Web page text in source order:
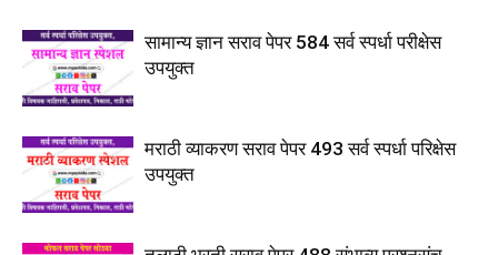
सामान्य ज्ञान सराव पेपर 584 सर्व स्पर्धा परीक्षेस
उपयुक्त
मराठी व्याकरण सराव पेपर 493 सर्व स्पर्धा परिक्षेस
उपयुक्त